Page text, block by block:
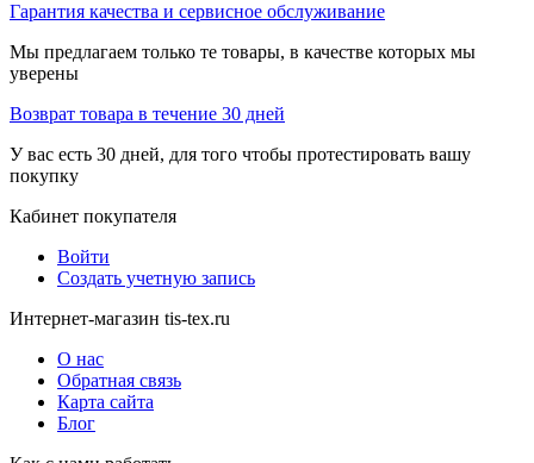
Гарантия качества и сервисное обслуживание
Мы предлагаем только те товары, в качестве которых мы
уверены
Возврат товара в течение 30 дней
У вас есть 30 дней, для того чтобы протестировать вашу
покупку
Кабинет покупателя
Войти
Создать учетную запись
Интернет-магазин tis-tex.ru
О нас
Обратная связь
Карта сайта
Блог